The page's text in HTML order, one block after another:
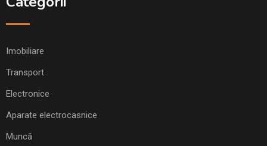
Imobiliare
Transport
Electronice
Aparate electrocasnice
Muncă